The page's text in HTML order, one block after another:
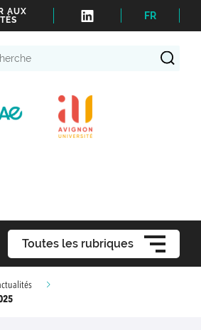
AUX
FR
Toutes les rubriques